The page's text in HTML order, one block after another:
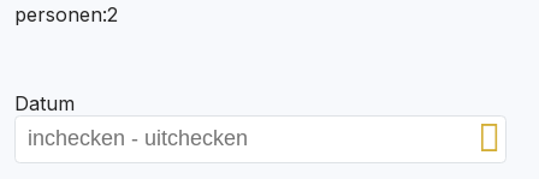
personen:2
Datum